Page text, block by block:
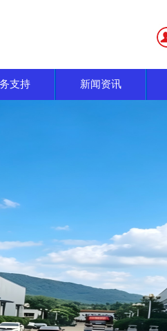
支持 新闻资讯